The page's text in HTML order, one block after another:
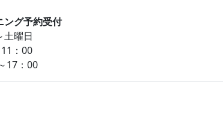
ング予約受付
土曜日
：00
17：00